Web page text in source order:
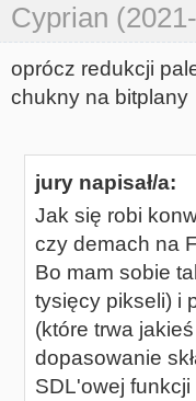
Cyprian
oprócz redukcji
chukny na bitplany
jury napisał/a:
Jak się robi
czy demach na
Bo mam sobie
tysięcy pikseli) i
(które trwa
dopasowanie
SDL'owej